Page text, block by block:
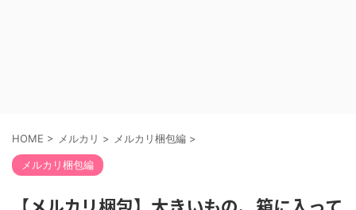
HOME > メルカリ > メルカリ梱包編 >
メルカリ梱包編